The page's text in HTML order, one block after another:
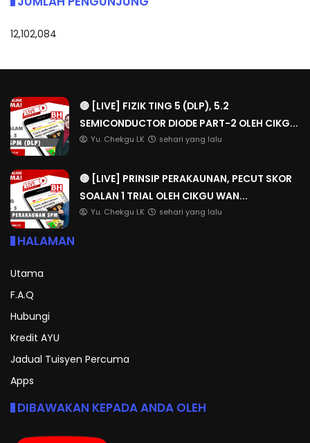
12,102,084
🔴 [LIVE] FIZIK TING 5 (DLP), 5.2
SEMICONDUCTOR DIODE PART-2 OLEH CIKG...
Yu. Chekgu LK sehari yang lalu
🔴 [LIVE] PRINSIP PERAKAUNAN, PECUT SKOR
SOALAN 1 TRIAL OLEH CIKGU WAN...
Yu. Chekgu LK sehari yang lalu
HALAMAN
Utama
F.A.Q
Hubungi
Kredit AYU
Jadual Tuisyen Percuma
Apps
DIBAWAKAN KEPADA ANDA OLEH